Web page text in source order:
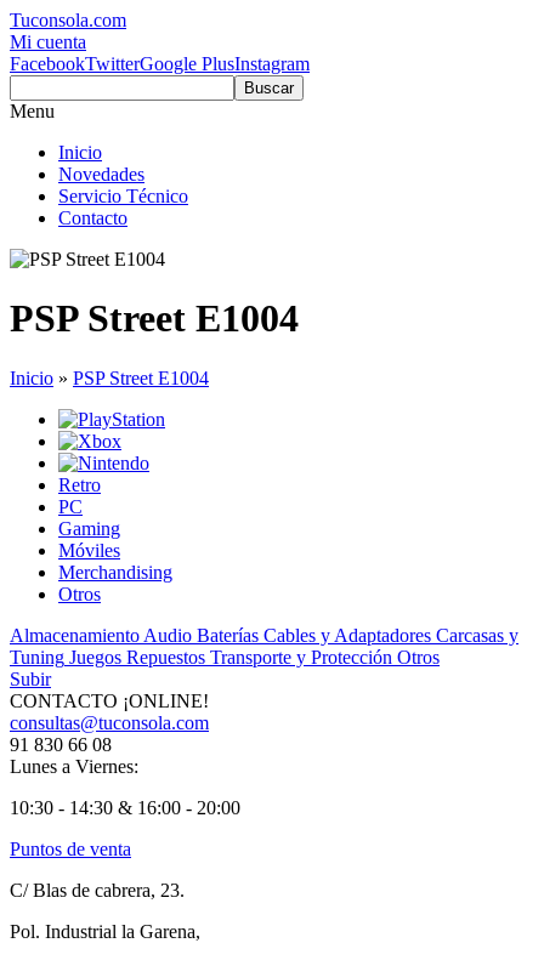
Tuconsola.com
Mi cuenta
FacebookTwitterGoogle PlusInstagram
Buscar
Menu
Inicio
Novedades
Servicio Técnico
Contacto
PSP Street E1004
Inicio » PSP Street E1004
Retro
PC
Gaming
Móviles
Merchandising
Otros
Almacenamiento Audio Baterías Cables y Adaptadores Carcasas y
Tuning Juegos Repuestos Transporte y Protección Otros
Subir
CONTACTO ¡ONLINE!
consultas@tuconsola.com
91 830 66 08
Lunes a Viernes:
10:30 - 14:30 & 16:00 - 20:00
Puntos de venta
C/ Blas de cabrera, 23.
Pol. Industrial la Garena,